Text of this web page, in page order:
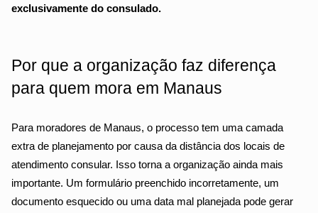
exclusivamente do consulado.
Por que a organização faz diferença
para quem mora em Manaus
Para moradores de Manaus, o processo tem uma camada
extra de planejamento por causa da distância dos locais de
atendimento consular. Isso torna a organização ainda mais
importante. Um formulário preenchido incorretamente, um
documento esquecido ou uma data mal planejada pode gerar